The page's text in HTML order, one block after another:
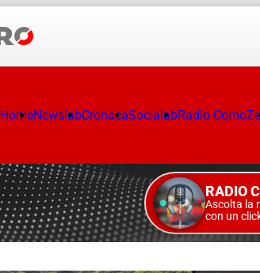
HomeNewslabCronacaSocialabRadio
RADIO
Ascolta la
con un